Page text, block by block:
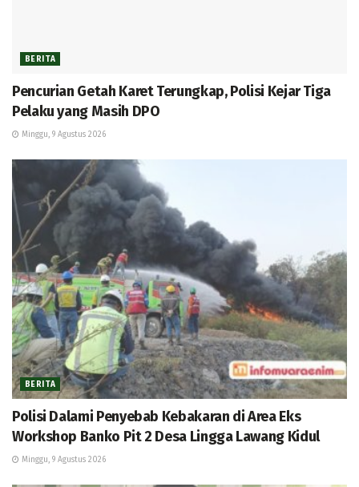
BERITA
Pencurian Getah Karet Terungkap, Polisi Kejar Tiga
Pelaku yang Masih DPO
Minggu, 9 Agustus 2026
BERITA
Polisi Dalami Penyebab Kebakaran di Area Eks
Workshop Banko Pit 2 Desa Lingga Lawang Kidul
Minggu, 9 Agustus 2026